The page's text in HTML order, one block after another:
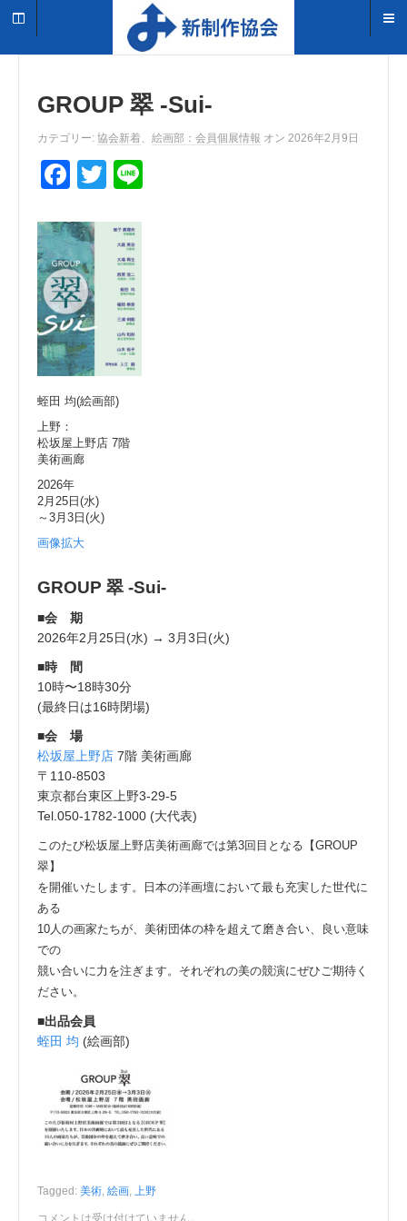
GROUP 翠 -Sui-
カテゴリー: 協会新着、 絵画部：会員個展情報 オン 2026年2月9日
F
c
e
b
o
o
k
T
tt
er
蛭田 均(絵画部)
上野：
松坂屋上野店 7階
美術画廊
2026年
2月25日(水)
～3月3日(火)
画像拡大
GROUP 翠 -Sui-
■会 期
2026年2月25日(水) → 3月3日(火)
■時 間
10時〜18時30分
(最終日は16時閉場)
■会 場
松坂屋上野店 7階 美術画廊
〒110-8503
東京都台東区上野3-29-5
Tel.050-1782-1000 (大代表)
このたび松坂屋上野店美術画廊では第3回目となる【GROUP
翠】
を開催いたします。日本の洋画壇において最も充実した世代に
ある
10人の画家たちが、美術団体の枠を超えて磨き合い、良い意味
での
競い合いに力を注ぎます。それぞれの美の競演にぜひご期待く
ださい。
■出品会員
蛭田 均 (絵画部)
Tagged: 美術, 絵画, 上野
コメントは受け付けていません。